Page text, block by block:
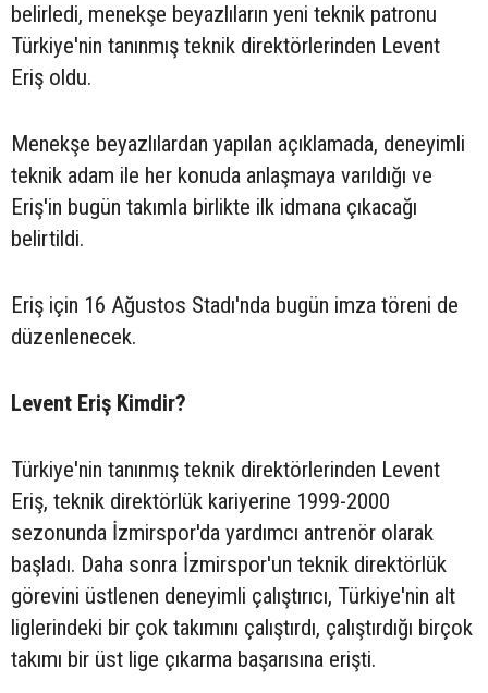
belirledi, menekşe beyazlıların yeni teknik patronu
Türkiye'nin tanınmış teknik direktörlerinden Levent
Eriş oldu.
Menekşe beyazlılardan yapılan açıklamada, deneyimli
teknik adam ile her konuda anlaşmaya varıldığı ve
Eriş'in bugün takımla birlikte ilk idmana çıkacağı
belirtildi.
Eriş için 16 Ağustos Stadı'nda bugün imza töreni de
düzenlenecek.
Levent Eriş Kimdir?
Türkiye'nin tanınmış teknik direktörlerinden Levent
Eriş, teknik direktörlük kariyerine 1999-2000
sezonunda İzmirspor'da yardımcı antrenör olarak
başladı. Daha sonra İzmirspor'un teknik direktörlük
görevini üstlenen deneyimli çalıştırıcı, Türkiye'nin alt
liglerindeki bir çok takımını çalıştırdı, çalıştırdığı birçok
takımı bir üst lige çıkarma başarısına erişti.